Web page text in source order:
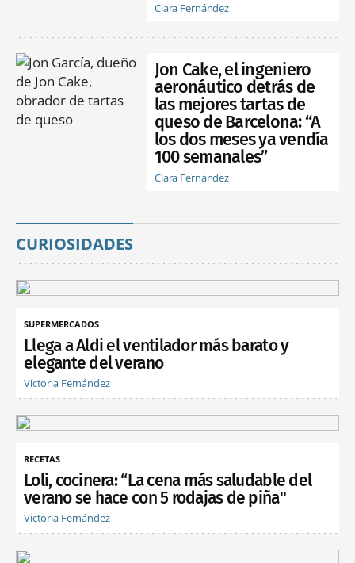
Clara Fernández
Jon Cake, el ingeniero
aeronáutico detrás de
las mejores tartas de
queso de Barcelona: “A
los dos meses ya vendía
100 semanales”
Clara Fernández
CURIOSIDADES
SUPERMERCADOS
Llega a Aldi el ventilador más barato y
elegante del verano
Victoria Fernández
RECETAS
Loli, cocinera: “La cena más saludable del
verano se hace con 5 rodajas de piña"
Victoria Fernández